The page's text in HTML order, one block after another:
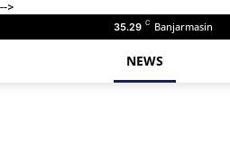
-->
35.29 C Banjarmasin
NEWS